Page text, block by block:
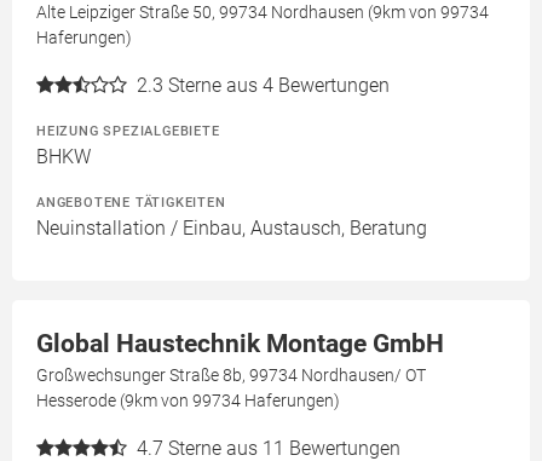
Alte Leipziger Straße 50, 99734 Nordhausen (9km von 99734
Haferungen)
2.3 Sterne aus 4 Bewertungen
HEIZUNG SPEZIALGEBIETE
BHKW
ANGEBOTENE TÄTIGKEITEN
Neuinstallation / Einbau, Austausch, Beratung
Global Haustechnik Montage GmbH
Großwechsunger Straße 8b, 99734 Nordhausen/ OT
Hesserode (9km von 99734 Haferungen)
4.7 Sterne aus 11 Bewertungen